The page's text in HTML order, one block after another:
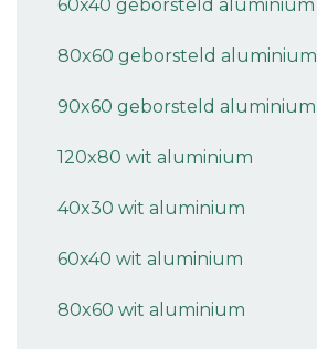
60x40 geborsteld aluminium
80x60 geborsteld aluminium
90x60 geborsteld aluminium
120x80 wit aluminium
40x30 wit aluminium
60x40 wit aluminium
80x60 wit aluminium